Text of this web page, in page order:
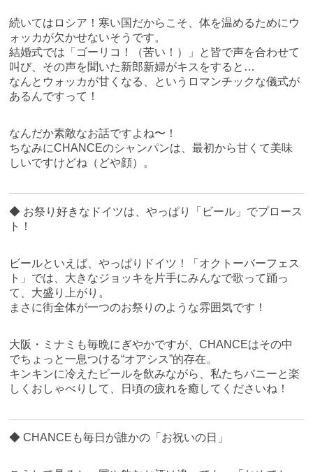
続いてはロシア！寒い国だからこそ、体を温めるためにウ
ォッカが欠かせないそうです。
結婚式では「ゴーリコ！（苦い！）」と皆で声を合わせて
叫び、その声を聞いた新郎新婦がキスをすると…
なんとウォッカが甘くなる、というロマンチックな儀式が
あるんですって！
なんだか素敵なお話ですよね〜！
ちなみにCHANCEのシャンパンは、最初から甘くて美味
しいですけどね（どや顔）。
◆ お祭り好きなドイツは、やっぱり「ビール」でプロース
ト！
ビールといえば、やっぱりドイツ！「オクトーバーフェス
ト」では、大きなジョッキを片手にみんなで歌って踊っ
て、大盛り上がり。
まさに街全体が一つのお祭りのような雰囲気です！
大阪・ミナミも毎晩にぎやかですが、CHANCEはその中
でちょっと一息つける“オアシス”的存在。
キンキンに冷えたビールを飲みながら、私たちバニーと楽
しくおしゃべりして、日頃の疲れを癒してくださいね！
◆ CHANCEも毎日が誰かの「お祝いの日」